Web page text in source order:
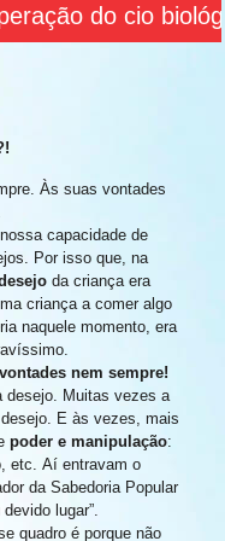
do cio
Às suas vontades
capacidade de
Por isso que, na
da criança era
criança a comer algo
naquele momento, era
nem sempre!
desejo. Muitas vezes a
E às vezes, mais
poder e manipulação:
etc. Aí entravam o
da Sabedoria Popular
lugar”.
quadro é porque não